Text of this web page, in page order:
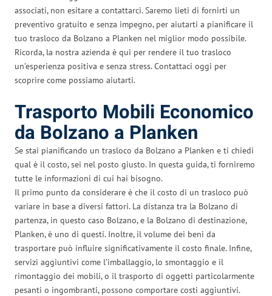
associati, non esitare a contattarci. Saremo lieti di fornirti un
preventivo gratuito e senza impegno, per aiutarti a pianificare il
tuo trasloco da Bolzano a Planken nel miglior modo possibile.
Ricorda, la nostra azienda è qui per rendere il tuo trasloco
un’esperienza positiva e senza stress. Contattaci oggi per
scoprire come possiamo aiutarti.
Trasporto Mobili Economico
da Bolzano a Planken
Se stai pianificando un trasloco da Bolzano a Planken e ti chiedi
qual è il costo, sei nel posto giusto. In questa guida, ti forniremo
tutte le informazioni di cui hai bisogno.
Il primo punto da considerare è che il costo di un trasloco può
variare in base a diversi fattori. La distanza tra la Bolzano di
partenza, in questo caso Bolzano, e la Bolzano di destinazione,
Planken, è uno di questi. Inoltre, il volume dei beni da
trasportare può influire significativamente il costo finale. Infine,
servizi aggiuntivi come l’imballaggio, lo smontaggio e il
rimontaggio dei mobili, o il trasporto di oggetti particolarmente
pesanti o ingombranti, possono comportare costi aggiuntivi.